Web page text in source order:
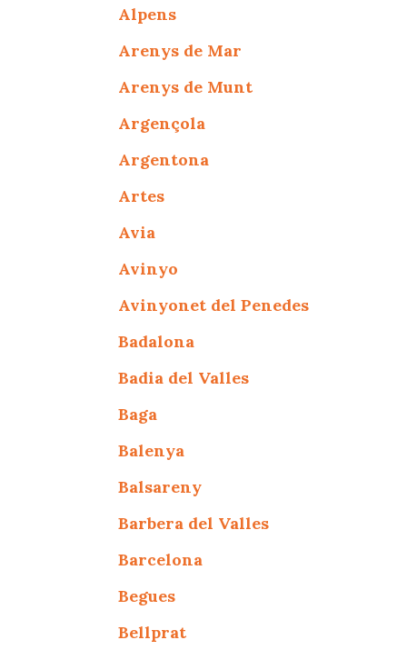
Alpens
Arenys de Mar
Arenys de Munt
Argençola
Argentona
Artes
Avia
Avinyo
Avinyonet del Penedes
Badalona
Badia del Valles
Baga
Balenya
Balsareny
Barbera del Valles
Barcelona
Begues
Bellprat